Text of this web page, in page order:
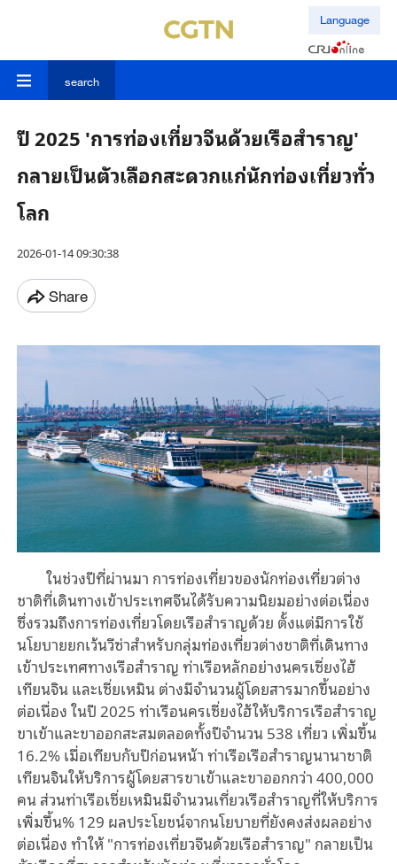
Language
search
ปี 2025 'การท่องเที่ยวจีนด้วยเรือสำราญ'
กลายเป็นตัวเลือกสะดวกแก่นักท่องเที่ยวทั่ว
โลก
2026-01-14 09:30:38
Share
ในช่วงปีที่ผ่านมา การท่องเที่ยวของนักท่องเที่ยวต่าง
ชาติที่เดินทางเข้าประเทศจีนได้รับความนิยมอย่างต่อเนื่อง
ซึ่งรวมถึงการท่องเที่ยวโดยเรือสำราญด้วย ตั้งแต่มีการใช้
นโยบายยกเว้นวีซ่าสำหรับกลุ่มท่องเที่ยวต่างชาติที่เดินทาง
เข้าประเทศทางเรือสำราญ ท่าเรือหลักอย่างนครเซี่ยงไฮ้
เทียนจิน และเซี่ยเหมิน ต่างมีจำนวนผู้โดยสารมากขึ้นอย่าง
ต่อเนื่อง ในปี 2025 ท่าเรือนครเซี่ยงไฮ้ให้บริการเรือสำราญ
ขาเข้าและขาออกสะสมตลอดทั้งปีจำนวน 538 เที่ยว เพิ่มขึ้น
16.2% เมื่อเทียบกับปีก่อนหน้า ท่าเรือเรือสำราญนานาชาติ
เทียนจินให้บริการผู้โดยสารขาเข้าและขาออกกว่า 400,000
คน ส่วนท่าเรือเซี่ยเหมินมีจำนวนเที่ยวเรือสำราญที่ให้บริการ
เพิ่มขึ้น% 129 ผลประโยชน์จากนโยบายที่ยังคงส่งผลอย่าง
ต่อเนื่อง ทำให้ "การท่องเที่ยวจีนด้วยเรือสำราญ" กลายเป็น